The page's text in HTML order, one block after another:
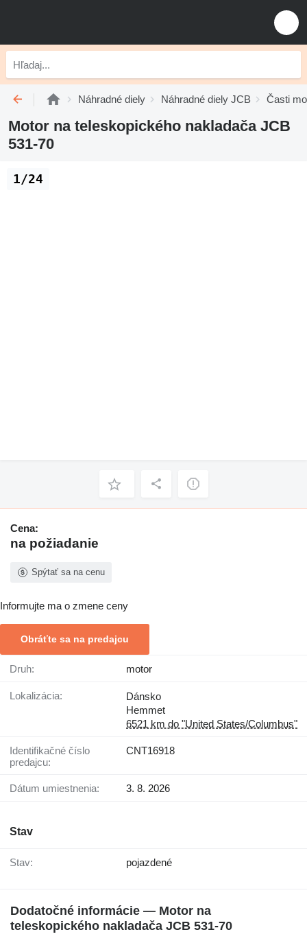
Náhradné diely Náhradné diely JCB Časti
Motor na teleskopického nakladača JCB
531-70
1/24
Cena:
na požiadanie
Spýtať sa na cenu
Informujte ma o zmene ceny
Obráťte sa na predajcu
Druh: motor
Lokalizácia:
Dánsko
Hemmet
6521 km do "United States/Columbus"
Identifikačné číslo
predajcu:
CNT16918
Dátum umiestnenia: 3. 8. 2026
Stav
Stav: pojazdené
Dodatočné informácie — Motor na
teleskopického nakladača JCB 531-70